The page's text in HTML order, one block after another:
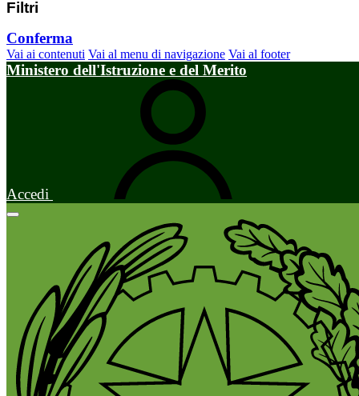
Filtri
Conferma
Vai ai contenuti Vai al menu di navigazione Vai al footer
Ministero dell'Istruzione e del Merito
Accedi